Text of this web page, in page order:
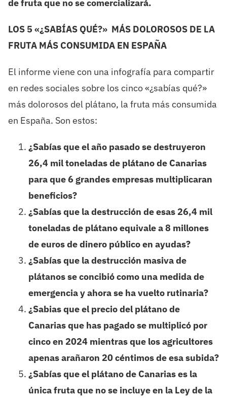
de fruta que no se comercializará.
LOS 5 «¿SABÍAS QUÉ?» MÁS DOLOROSOS DE LA
FRUTA MÁS CONSUMIDA EN ESPAÑA
El informe viene con una infografía para compartir
en redes sociales sobre los cinco «¿sabías qué?»
más dolorosos del plátano, la fruta más consumida
en España. Son estos:
¿Sabías que el año pasado se destruyeron
26,4 mil toneladas de plátano de Canarias
para que 6 grandes empresas multiplicaran
beneficios?
¿Sabías que la destrucción de esas 26,4 mil
toneladas de plátano equivale a 8 millones
de euros de dinero público en ayudas?
¿Sabías que la destrucción masiva de
plátanos se concibió como una medida de
emergencia y ahora se ha vuelto rutinaria?
¿Sabias que el precio del plátano de
Canarias que has pagado se multiplicó por
cinco en 2024 mientras que los agricultores
apenas arañaron 20 céntimos de esa subida?
¿Sabías que el plátano de Canarias es la
única fruta que no se incluye en la Ley de la